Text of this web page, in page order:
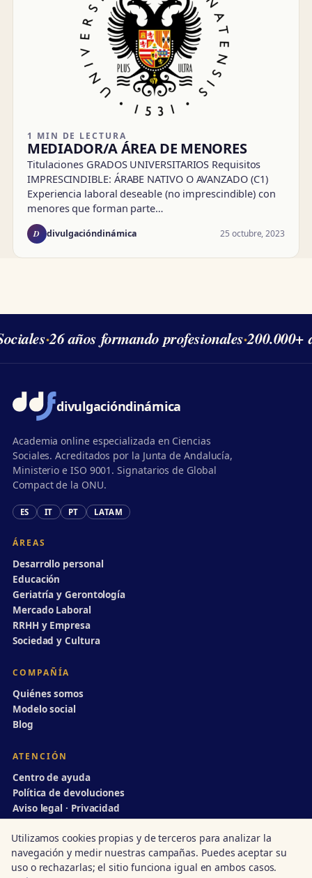
1 MIN DE LECTURA
MEDIADOR/A ÁREA DE MENORES
Titulaciones GRADOS UNIVERSITARIOS Requisitos
IMPRESCINDIBLE: ÁRABE NATIVO O AVANZADO (C1)
Experiencia laboral deseable (no imprescindible) con
menores que forman parte…
D divulgacióndinámica 25 octubre, 2023
·26 años formando profesionales·200.000+
divulgacióndinámica
Academia online especializada en Ciencias
Sociales. Acreditados por la Junta de Andalucía,
Ministerio e ISO 9001. Signatarios de Global
Compact de la ONU.
ES IT PT LATAM
ÁREAS
Desarrollo personal
Educación
Geriatría y Gerontología
Mercado Laboral
RRHH y Empresa
Sociedad y Cultura
COMPAÑÍA
Quiénes somos
Modelo social
Blog
ATENCIÓN
Centro de ayuda
Política de devoluciones
Aviso legal · Privacidad
Utilizamos cookies propias y de terceros para analizar la
navegación y medir nuestras campañas. Puedes aceptar su
uso o rechazarlas; el sitio funciona igual en ambos casos.